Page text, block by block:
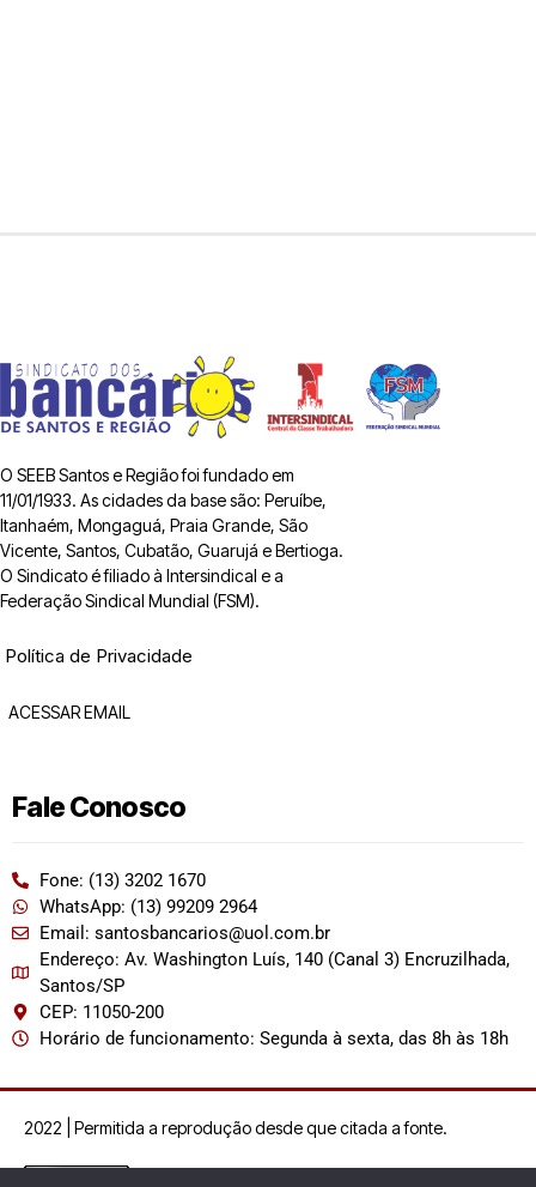
O SEEB Santos e Região foi fundado em
11/01/1933. As cidades da base são: Peruíbe,
Itanhaém, Mongaguá, Praia Grande, São
Vicente, Santos, Cubatão, Guarujá e Bertioga.
O Sindicato é filiado à Intersindical e a
Federação Sindical Mundial (FSM).
Política de Privacidade
ACESSAR EMAIL
Fale Conosco
Fone: (13) 3202 1670
WhatsApp: (13) 99209 2964
Email: santosbancarios@uol.com.br
Endereço: Av. Washington Luís, 140 (Canal 3) Encruzilhada,
Santos/SP
CEP: 11050-200
Horário de funcionamento: Segunda à sexta, das 8h às 18h
2022 | Permitida a reprodução desde que citada a fonte.